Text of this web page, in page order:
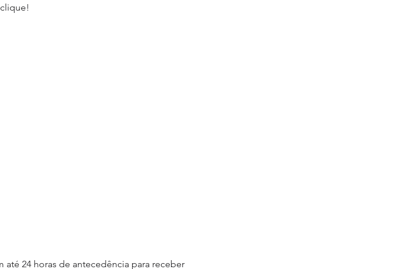
até 24 horas de antecedência para receber